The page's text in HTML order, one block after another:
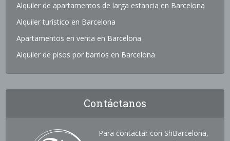
Alquiler de apartamentos de larga estancia en Barcelona
Alquiler turístico en Barcelona
Apartamentos en venta en Barcelona
Alquiler de pisos por barrios en Barcelona
Contáctanos
Para contactar con ShBarcelona,